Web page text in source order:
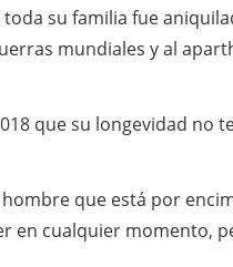
su familia fue
mundiales y al
que su longevidad no
hombre que está por
en cualquier momento,